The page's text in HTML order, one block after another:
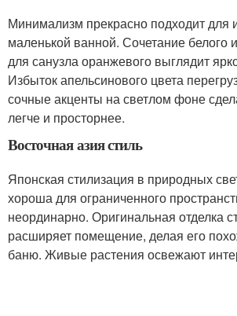
Минимализм прекрасно подходит для
маленькой ванной. Сочетание белого
для санузла оранжевого выглядит
Избыток апельсинового цвета
сочные акценты на светлом фоне
легче и просторнее.
Восточная азия стиль
Японская стилизация в природных
хороша для ограниченного
неординарно. Оригинальная отделка
расширяет помещение, делая его
баню. Живые растения освежают